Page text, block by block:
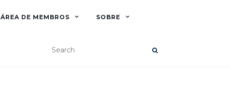
ÁREA DE MEMBROS SOBRE